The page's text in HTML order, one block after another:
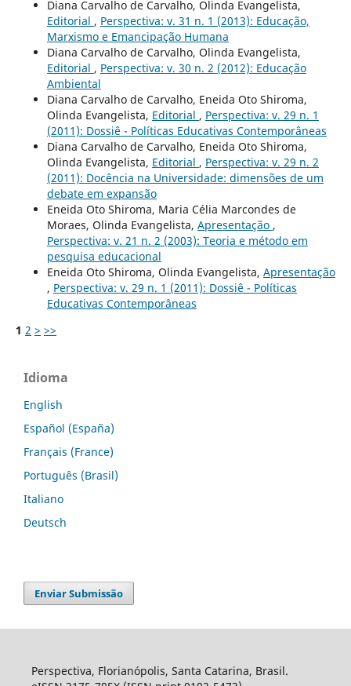
Diana Carvalho de Carvalho, Olinda Evangelista,
Editorial , Perspectiva: v. 31 n. 1 (2013): Educação,
Marxismo e Emancipação Humana
Diana Carvalho de Carvalho, Olinda Evangelista,
Editorial , Perspectiva: v. 30 n. 2 (2012): Educação
Ambiental
Diana Carvalho de Carvalho, Eneida Oto Shiroma,
Olinda Evangelista, Editorial , Perspectiva: v. 29 n. 1
(2011): Dossiê - Políticas Educativas Contemporâneas
Diana Carvalho de Carvalho, Eneida Oto Shiroma,
Olinda Evangelista, Editorial , Perspectiva: v. 29 n. 2
(2011): Docência na Universidade: dimensões de um
debate em expansão
Eneida Oto Shiroma, Maria Célia Marcondes de
Moraes, Olinda Evangelista, Apresentação ,
Perspectiva: v. 21 n. 2 (2003): Teoria e método em
pesquisa educacional
Eneida Oto Shiroma, Olinda Evangelista, Apresentação
, Perspectiva: v. 29 n. 1 (2011): Dossiê - Políticas
Educativas Contemporâneas
1 2 > >>
Idioma
English
Español (España)
Français (France)
Português (Brasil)
Italiano
Deutsch
Enviar Submissão
Perspectiva, Florianópolis, Santa Catarina, Brasil.